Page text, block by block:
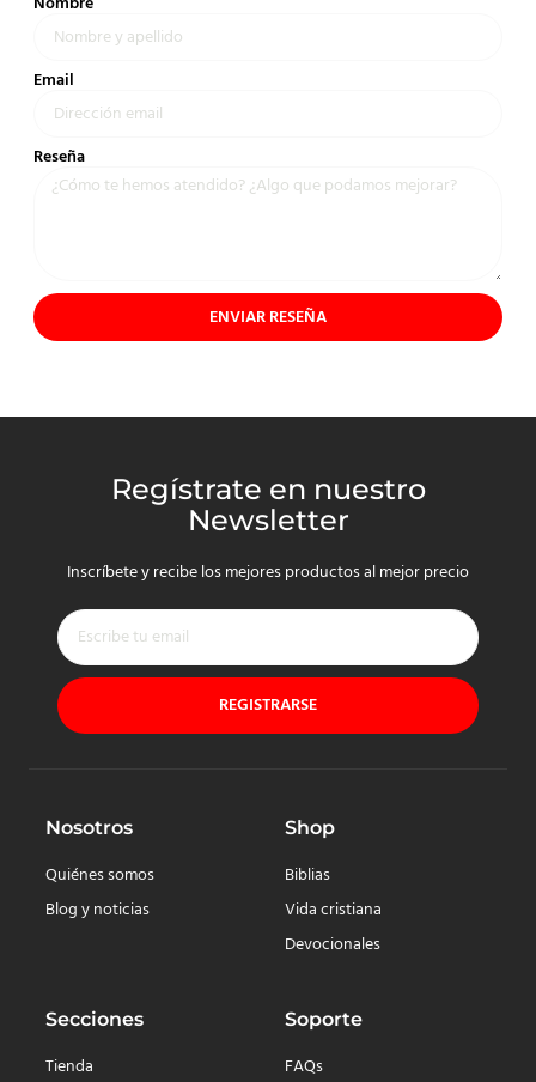
Email
Reseña
ENVIAR RESEÑA
Regístrate en nuestro
Newsletter
Inscríbete y recibe los mejores productos al mejor precio
REGISTRARSE
Nosotros
Quiénes somos
Blog y noticias
Shop
Biblias
Vida cristiana
Devocionales
Secciones
Tienda
Soporte
FAQs